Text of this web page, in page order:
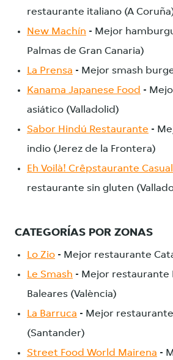
restaurante italiano (A
New Machín - Mejor
Palmas de Gran Canaria)
La Prensa - Mejor smash
Kanama Japanese Food -
asiático (Valladolid)
Sabor Hindú Restaurante -
indio (Jerez de la Frontera)
Eh Voilà! Crêpstaurante Casual
restaurante sin gluten
CATEGORÍAS POR ZONAS
Lo Zio - Mejor restaurante
Le Smash - Mejor restaurante
Baleares (València)
La Barruca - Mejor
(Santander)
Street Food World Mairena -